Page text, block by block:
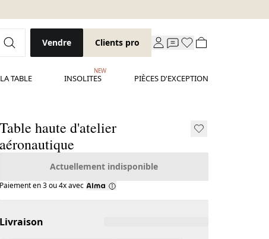
Vendre Clients pro
TABLE INSOLITES
NEW
PIÈCES D'EXCEPTION
Table haute d'atelier
aéronautique
Actuellement indisponible
Paiement en 3 ou 4x avec
Livraison